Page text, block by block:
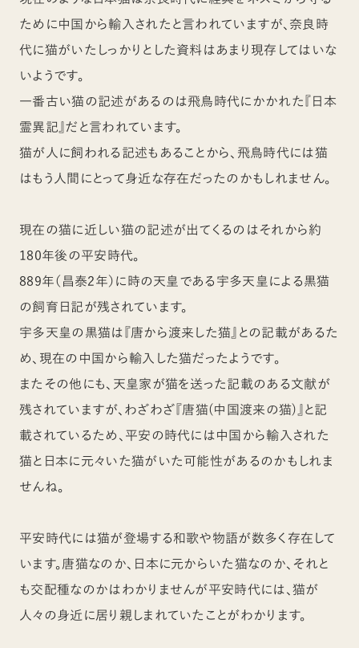
ために中国から輸入されたと言われていますが、奈良時
代に猫がいたしっかりとした資料はあまり現存してはいな
いようです。
一番古い猫の記述があるのは飛鳥時代にかかれた『日本
霊異記』だと言われています。
猫が人に飼われる記述もあることから、飛鳥時代には猫
はもう人間にとって身近な存在だったのかもしれません。
現在の猫に近しい猫の記述が出てくるのはそれから約
180年後の平安時代。
889年（昌泰2年）に時の天皇である宇多天皇による黒猫
の飼育日記が残されています。
宇多天皇の黒猫は『唐から渡来した猫』との記載があるた
め、現在の中国から輸入した猫だったようです。
またその他にも、天皇家が猫を送った記載のある文献が
残されていますが、わざわざ『唐猫(中国渡来の猫)』と記
載されているため、平安の時代には中国から輸入された
猫と日本に元々いた猫がいた可能性があるのかもしれま
せんね。
平安時代には猫が登場する和歌や物語が数多く存在して
います。唐猫なのか、日本に元からいた猫なのか、それと
も交配種なのかはわかりませんが平安時代には、猫が
人々の身近に居り親しまれていたことがわかります。